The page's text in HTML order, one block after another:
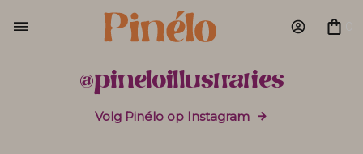
@pineloillustraties
Volg Pinélo op Instagram